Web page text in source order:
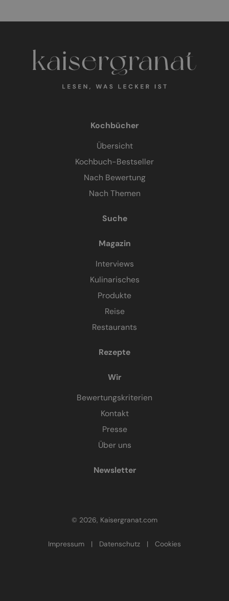
Kochbücher
Übersicht
Kochbuch-Bestseller
Nach Bewertung
Nach Themen
Suche
Magazin
Interviews
Kulinarisches
Produkte
Reise
Restaurants
Rezepte
Wir
Bewertungskriterien
Kontakt
Presse
Über uns
Newsletter
© 2026, Kaisergranat.com
Impressum | Datenschutz | Cookies